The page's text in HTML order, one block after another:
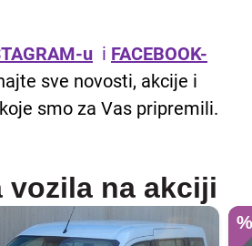
u i FACEBOOK-
sve novosti, akcije i
smo za Vas pripremili.
vozila na akciji